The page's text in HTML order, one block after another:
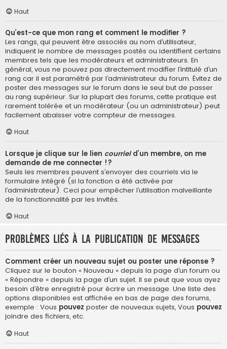
Haut
Qu’est-ce que mon rang et comment le modifier ?
Les rangs, qui peuvent être associés au nom d’utilisateur,
indiquent le nombre de messages postés ou identifient certains
membres tels que les modérateurs et administrateurs. En
général, vous ne pouvez pas directement modifier l’intitulé d’un
rang car il est paramétré par l’administrateur du forum. Évitez de
poster des messages sur le forum dans le seul but de passer
au rang supérieur. Sur la plupart des forums, cette pratique est
rarement tolérée et un modérateur (ou un administrateur) peut
facilement abaisser votre compteur de messages.
Haut
Lorsque je clique sur le lien courrield’un membre, on me
demande de me connecter !?
Seuls les membres peuvent s’envoyer des courriels via le
formulaire intégré (si la fonction a été activée par
l’administrateur). Ceci pour empêcher l’utilisation malveillante
de la fonctionnalité par les invités.
Haut
Problèmes liés à la publication de messages
Comment créer un nouveau sujet ou poster une réponse ?
Cliquez sur le bouton « Nouveau » depuis la page d’un forum ou
« Répondre » depuis la page d’un sujet. Il se peut que vous ayez
besoin d’être enregistré pour écrire un message. Une liste des
options disponibles est affichée en bas de page des forums,
exemple : Vous pouvez poster de nouveaux sujets, Vous pouvez
joindre des fichiers, etc.
Haut